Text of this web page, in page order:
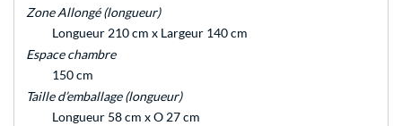
Zone Allongé (longueur)
Longueur 210 cm x Largeur 140 cm
Espace chambre
150 cm
Taille d’emballage (longueur)
Longueur 58 cm x O 27 cm